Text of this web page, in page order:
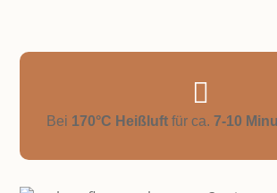

Bei 170°C Heißluft für ca. 7-10